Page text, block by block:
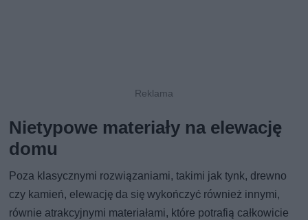
Nietypowe materiały na elewację
domu
Poza klasycznymi rozwiązaniami, takimi jak tynk, drewno
czy kamień, elewację da się wykończyć również innymi,
równie atrakcyjnymi materiałami, które potrafią całkowicie